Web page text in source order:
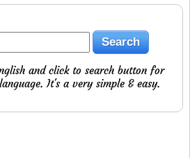
and click to search button for
It's a very simple & easy.